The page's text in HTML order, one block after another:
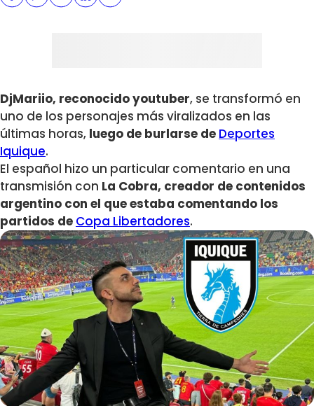
DjMariio, reconocido youtuber, se transformó en
uno de los personajes más viralizados en las
últimas horas, luego de burlarse de Deportes
Iquique.
El español hizo un particular comentario en una
transmisión con La Cobra, creador de contenidos
argentino con el que estaba comentando los
partidos de Copa Libertadores.